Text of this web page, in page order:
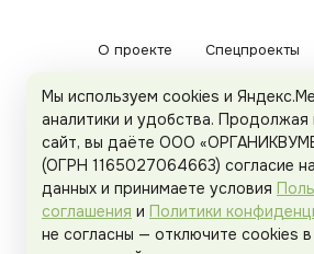
О проекте Спецпроекты
Рекламодателям Политика
Пользовательское
Organicwoman.ru . Все
Мы используем cookies и
аналитики и удобства. Продолжая
сайт, вы даёте ООО
(ОГРН 1165027064663) согласие
данных и принимаете условия
соглашения и Политики
не согласны — отключите cookies